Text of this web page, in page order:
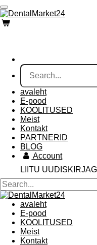
Skip
to
main
avaleht
E-pood
KOOLITUSED
Meist
Kontakt
PARTNERID
BLOG
Account
LIITU
avaleht
E-pood
KOOLITUSED
Meist
Kontakt